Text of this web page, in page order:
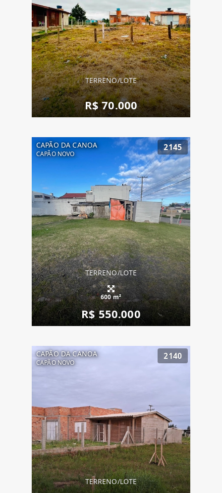
TERRENO/LOTE
R$ 70.000
CAPÃO DA CANOA
CAPÃO NOVO
2145
TERRENO/LOTE
600 m²
R$ 550.000
CAPÃO DA CANOA
CAPÃO NOVO
2140
TERRENO/LOTE